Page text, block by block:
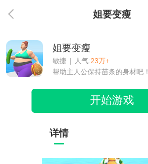
姐要变瘦
姐要变瘦
敏捷 | 人气:23万+
帮助主人公保持苗条的身材吧！
开始游戏
详情